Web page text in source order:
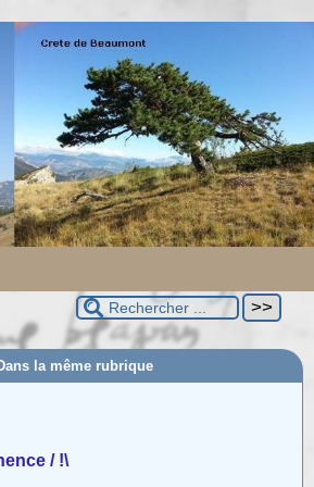
la même rubrique
/ !\